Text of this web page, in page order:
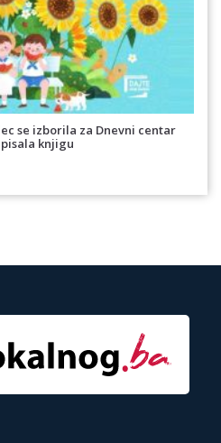
se izborila za Dnevni centar
pisala knjigu